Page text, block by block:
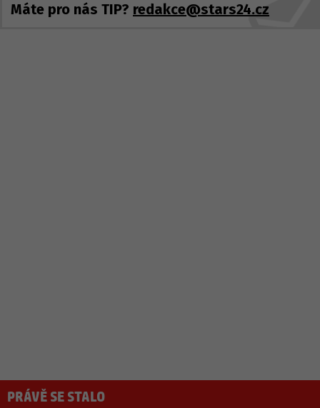
Máte pro nás TIP? redakce@stars24.cz
PRÁVĚ SE STALO